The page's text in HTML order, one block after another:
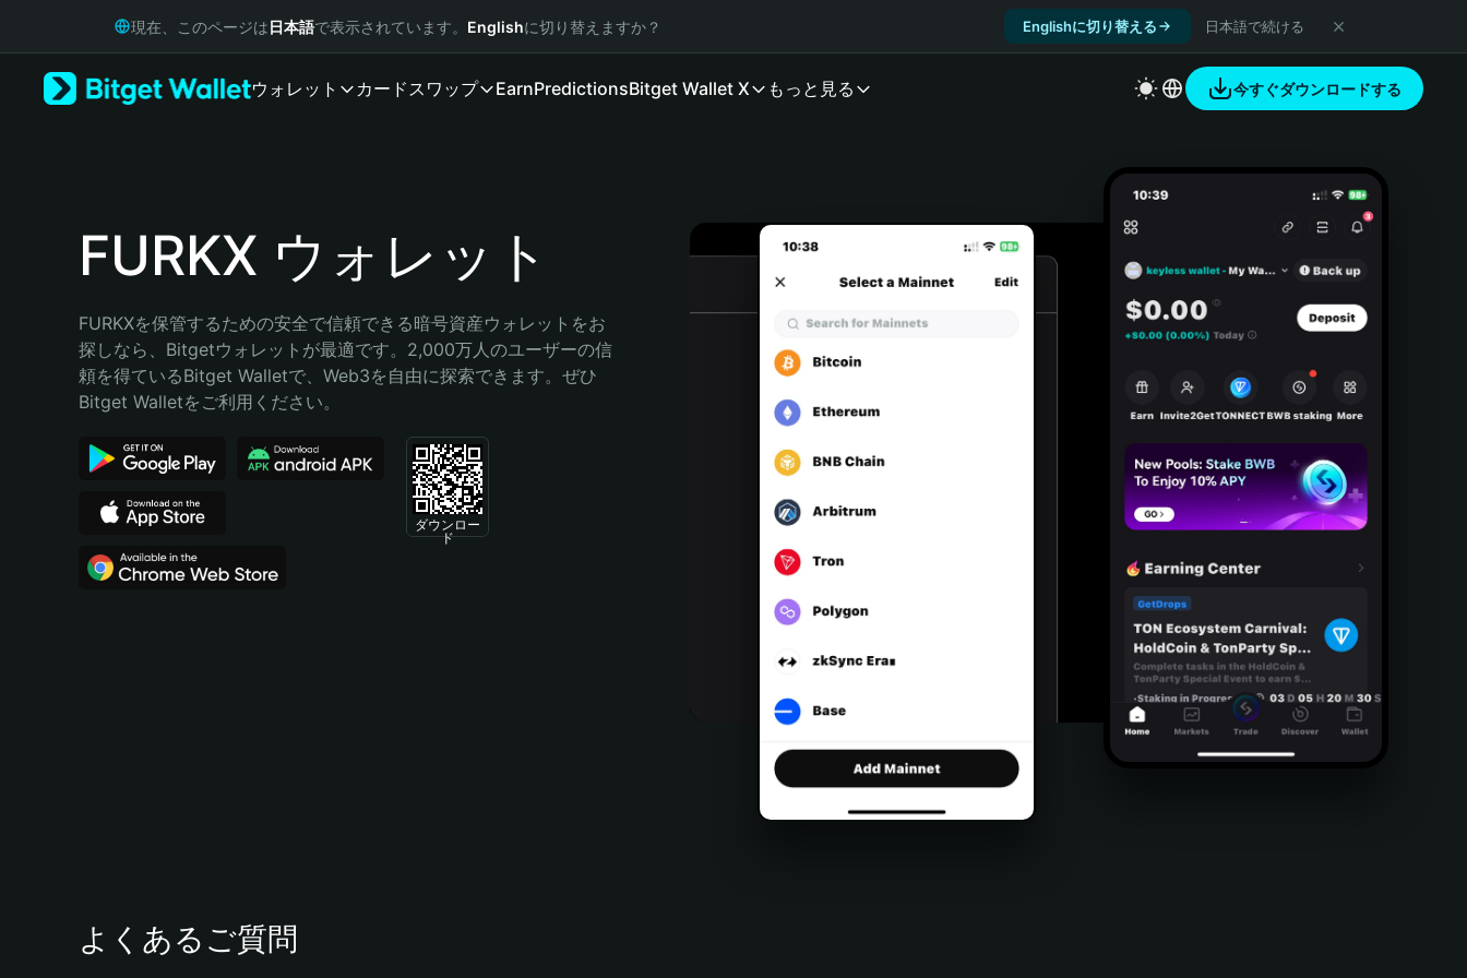
Русский
Bahasa Indonesia
Português (Brasil)
現在、このページは日本語で表示されています。 Englishに切り替えますか？ Englishに切り替える 日本語で続ける
ウォレット カードスワップ EarnPredictionsBitget Wallet X もっと見る 今すぐダウンロードする
FURKX ウォレット
FURKXを保管するための安全で信頼できる暗号資産ウォレットをお
探しなら、Bitgetウォレットが最適です。2,000万人のユーザーの信
頼を得ているBitget Walletで、Web3を自由に探索できます。ぜひ
Bitget Walletをご利用ください。
ダウンロー
ド
よくあるご質問